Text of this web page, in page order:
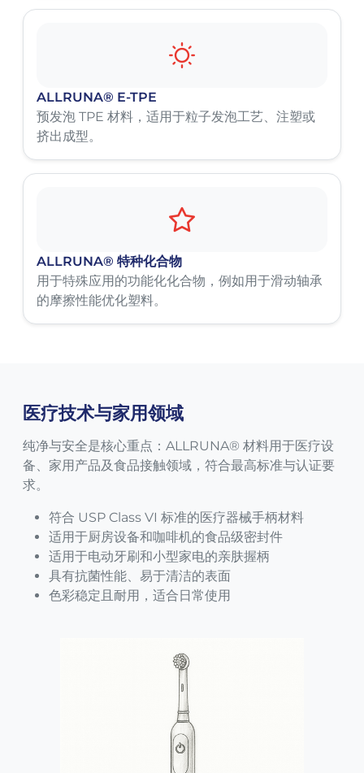
ALLRUNA® E-TPE
预发泡 TPE 材料，适用于粒子发泡工艺、注塑或
挤出成型。
ALLRUNA® 特种化合物
用于特殊应用的功能化化合物，例如用于滑动轴承
的摩擦性能优化塑料。
医疗技术与家用领域
纯净与安全是核心重点：ALLRUNA® 材料用于医疗设
备、家用产品及食品接触领域，符合最高标准与认证要
求。
符合 USP Class VI 标准的医疗器械手柄材料
适用于厨房设备和咖啡机的食品级密封件
适用于电动牙刷和小型家电的亲肤握柄
具有抗菌性能、易于清洁的表面
色彩稳定且耐用，适合日常使用